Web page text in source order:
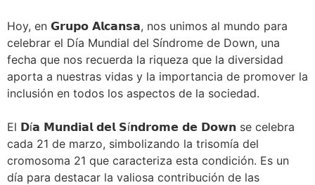
Hoy, en 𝗚𝗿𝘂𝗽𝗼 𝗔𝗹𝗰𝗮𝗻𝘀𝗮, nos unimos al mundo para
celebrar el Día Mundial del Síndrome de Down, una
fecha que nos recuerda la riqueza que la diversidad
aporta a nuestras vidas y la importancia de promover la
inclusión en todos los aspectos de la sociedad.⁣
El 𝗗í𝗮 𝗠𝘂𝗻𝗱𝗶𝗮𝗹 𝗱𝗲𝗹 𝗦í𝗻𝗱𝗿𝗼𝗺𝗲 𝗱𝗲 𝗗𝗼𝘄𝗻 se celebra
cada 21 de marzo, simbolizando la trisomía del
cromosoma 21 que caracteriza esta condición. Es un
día para destacar la valiosa contribución de las